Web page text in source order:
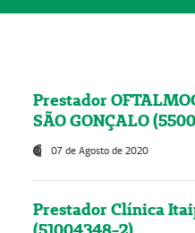
Prestador
SÃO GONÇALO
07 de Agosto de 2020
Prestador Clínica